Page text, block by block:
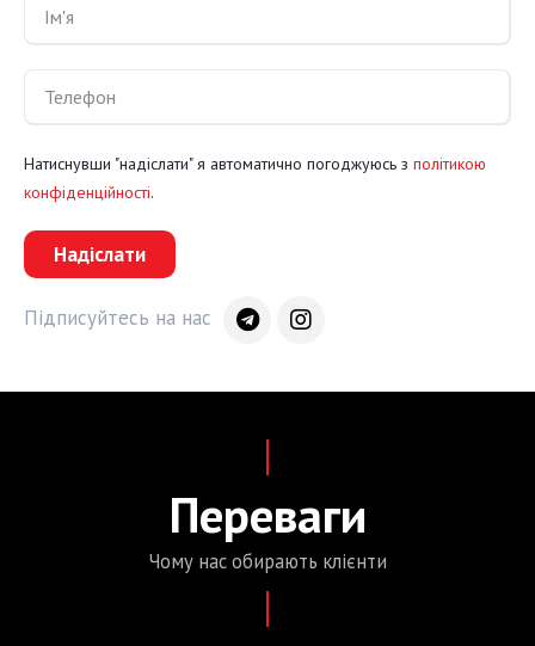
Натиснувши "надіслати" я автоматично погоджуюсь з політикою
конфіденційності.
Надіслати
Підписуйтесь на нас
Переваги
Чому насобирають клієнти